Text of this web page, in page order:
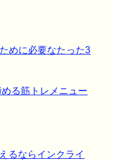
めに必要なたった3
る筋トレメニュー
るならインクライ